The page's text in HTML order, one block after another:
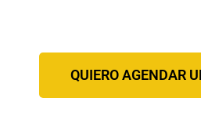
QUIERO AGENDAR